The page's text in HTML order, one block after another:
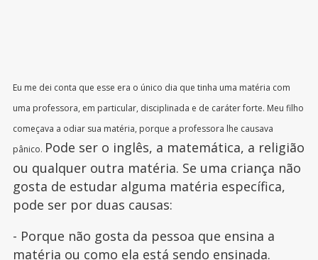
Eu me dei conta que esse era o único dia que tinha uma matéria com
uma professora, em particular, disciplinada e de caráter forte. Meu filho
começava a odiar sua matéria, porque a professora lhe causava
pânico. Pode ser o inglês, a matemática, a religião
ou qualquer outra matéria. Se uma criança não
gosta de estudar alguma matéria específica,
pode ser por duas causas:
- Porque não gosta da pessoa que ensina a
matéria ou como ela está sendo ensinada.